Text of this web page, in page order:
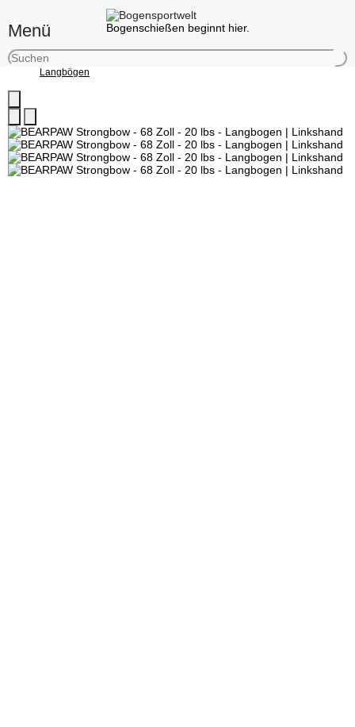
Bogenschießen beginnt hier.
Menü
Langbögen